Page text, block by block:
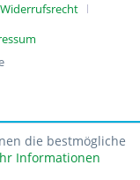
Widerrufsrecht
die bestmögliche
Informationen